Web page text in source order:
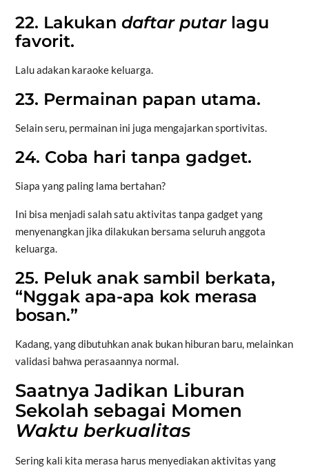
22. Lakukan daftar putarlagu
favorit.
Lalu adakan karaoke keluarga.
23. Permainan papan utama.
Selain seru, permainan ini juga mengajarkan sportivitas.
24. Coba hari tanpa gadget.
Siapa yang paling lama bertahan?
Ini bisa menjadi salah satu aktivitas tanpa gadget yang
menyenangkan jika dilakukan bersama seluruh anggota
keluarga.
25. Peluk anak sambil berkata,
“Nggak apa-apa kok merasa
bosan.”
Kadang, yang dibutuhkan anak bukan hiburan baru, melainkan
validasi bahwa perasaannya normal.
Saatnya Jadikan Liburan
Sekolah sebagai Momen
Waktu berkualitas
Sering kali kita merasa harus menyediakan aktivitas yang